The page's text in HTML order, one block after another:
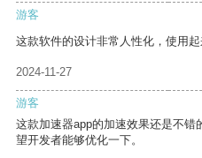
游客
这款软件的设计非常人性化，使用起
2024-11-27
游客
这款加速器app的加速效果还是不
望开发者能够优化一下。